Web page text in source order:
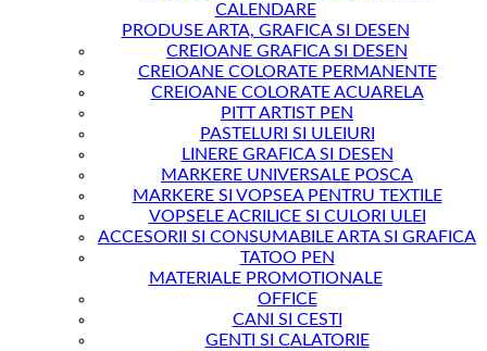
CALENDARE
PRODUSE ARTA, GRAFICA SI DESEN
CREIOANE GRAFICA SI DESEN
CREIOANE COLORATE PERMANENTE
CREIOANE COLORATE ACUARELA
PITT ARTIST PEN
PASTELURI SI ULEIURI
LINERE GRAFICA SI DESEN
MARKERE UNIVERSALE POSCA
MARKERE SI VOPSEA PENTRU TEXTILE
VOPSELE ACRILICE SI CULORI ULEI
ACCESORII SI CONSUMABILE ARTA SI GRAFICA
TATOO PEN
MATERIALE PROMOTIONALE
OFFICE
CANI SI CESTI
GENTI SI CALATORIE